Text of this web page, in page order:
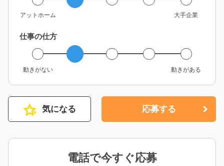
アットホーム 大手企業
仕事の仕方
動きがない 動きがある
気になる 応募する
電話で今すぐ応募